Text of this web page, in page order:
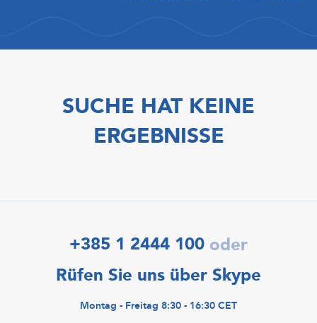
SUCHE HAT KEINE
ERGEBNISSE
+385 1 2444 100 oder
Rüfen Sie uns über Skype
Montag - Freitag 8:30 - 16:30 CET